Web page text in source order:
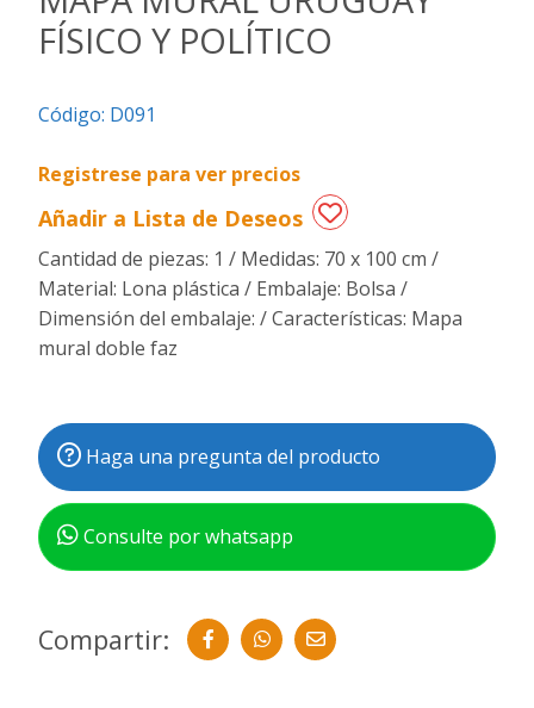
Regalos
especiales
FÍSICO Y POLÍTICO
Código: D091
Registrese para ver precios
Añadir a Lista de Deseos
Cantidad de piezas: 1 / Medidas: 70 x 100 cm /
Material: Lona plástica / Embalaje: Bolsa /
Dimensión del embalaje: / Características: Mapa
mural doble faz
Haga una pregunta del producto
Consulte por whatsapp
Compartir: